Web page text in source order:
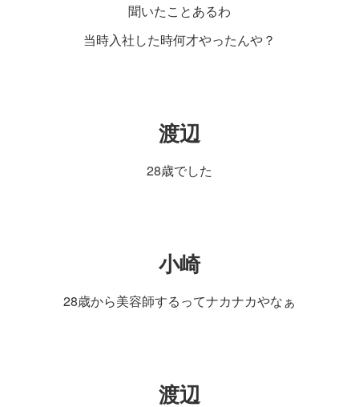
聞いたことあるわ
当時入社した時何才やったんや？
渡辺
28歳でした
小崎
28歳から美容師するってナカナカやなぁ
渡辺